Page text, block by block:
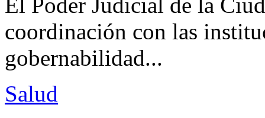
coordinación con las
gobernabilidad...
Salud